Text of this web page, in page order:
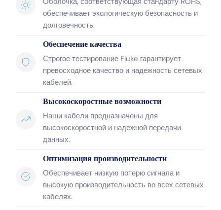
обеспечивает экологическую безопасность и
долговечность.
Обеспечение качества
Строгое тестирование Fluke гарантирует
превосходное качество и надежность сетевых
кабелей.
Высокоскоростные возможности
Наши кабели предназначены для
высокоскоростной и надежной передачи
данных.
Оптимизация производительности
Обеспечивает низкую потерю сигнала и
высокую производительность во всех сетевых
кабелях.